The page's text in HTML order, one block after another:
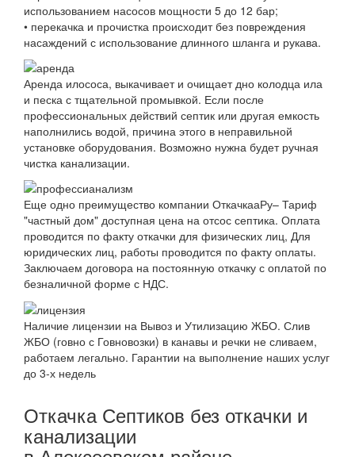
использованием насосов мощности 5 до 12 бар;
• перекачка и прочистка происходит без повреждения
насаждений с использование длинного шланга и рукава.
Аренда илососа, выкачивает и очищает дно колодца ила
и песка с тщательной промывкой. Если после
профессиональных действий септик или другая емкость
наполнились водой, причина этого в неправильной
установке оборудования. Возможно нужна будет ручная
чистка канализации.
Еще одно преимущество компании ОткачкааРу– Тариф
"частный дом" доступная цена на отсос септика. Оплата
проводится по факту откачки для физических лиц, Для
юридических лиц, работы проводится по факту оплаты.
Заключаем договора на постоянную откачку с оплатой по
безналичной форме с НДС.
Наличие лицензии на Вывоз и Утилизацию ЖБО. Слив
ЖБО (говно с Говновозки) в канавы и речки не сливаем,
работаем легально. Гарантии на выполнение наших услуг
до 3-х недель
Откачка Септиков без откачки и
канализации